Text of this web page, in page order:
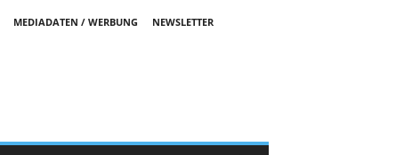
MEDIADATEN / WERBUNG
NEWSLETTER